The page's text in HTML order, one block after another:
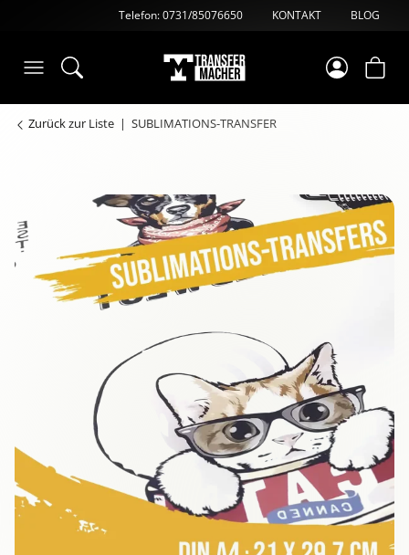
Telefon: 0731/85076650 KONTAKT BLOG
Zurück zur Liste SUBLIMATIONS-TRANSFER